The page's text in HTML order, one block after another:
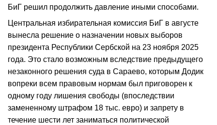
БиГ решил продолжить давление иными способами.
Центральная избирательная комиссия БиГ в августе
вынесла решение о назначении новых выборов
президента Республики Сербской на 23 ноября 2025
года. Это стало возможным вследствие предыдущего
незаконного решения суда в Сараево, которым Додик
вопреки всем правовым нормам был приговорен к
одному году лишения свободы (впоследствии
замененному штрафом 18 тыс. евро) и запрету в
течение шести лет заниматься политической